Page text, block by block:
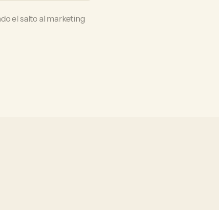
el salto al marketing